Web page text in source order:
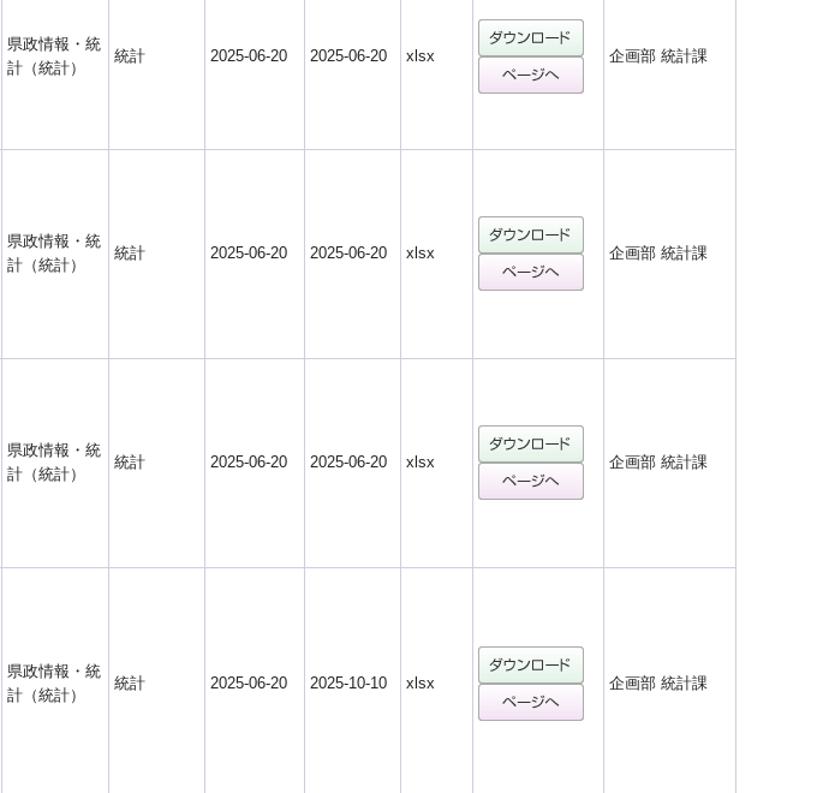
県政情報・統
計（統計）
統計 2025-06-20 2025-06-20 xlsx 企画部 統計課
県政情報・統
計（統計）
統計 2025-06-20 2025-06-20 xlsx 企画部 統計課
県政情報・統
計（統計）
統計 2025-06-20 2025-06-20 xlsx 企画部 統計課
県政情報・統
計（統計）
統計 2025-06-20 2025-10-10 xlsx 企画部 統計課